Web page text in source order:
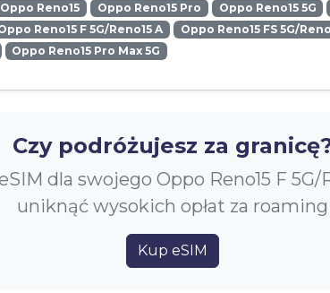
Oppo Reno15 Oppo Reno15 Pro Oppo Reno15 5G
Reno15 F 5G/Reno15 A
Oppo Reno15 FS 5G/
Oppo Reno15 Pro Max 5G
Czy podróżujesz za
dla swojego Oppo Reno15 F 5G/
uniknąć wysokich opłat za roaming
Kup eSIM